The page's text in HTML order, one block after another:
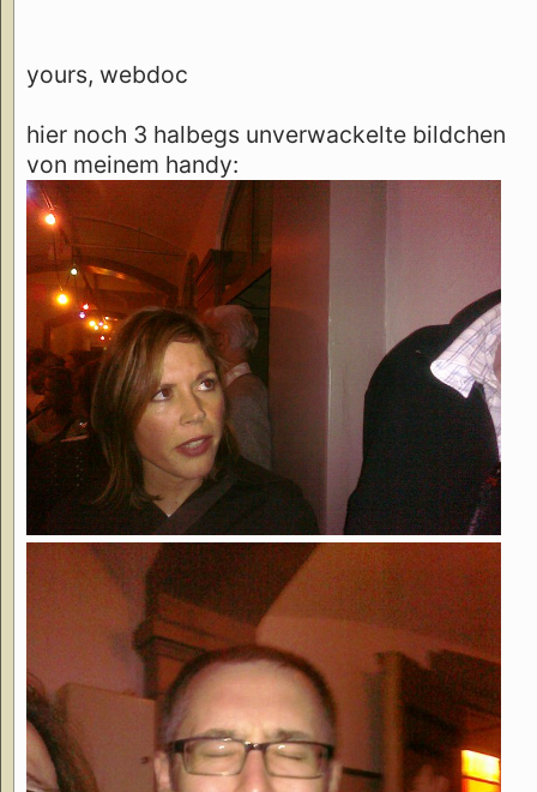
yours, webdoc
hier noch 3 halbegs unverwackelte bildchen
von meinem handy: